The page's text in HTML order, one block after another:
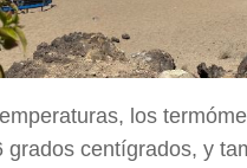
los
grados centígrados, y